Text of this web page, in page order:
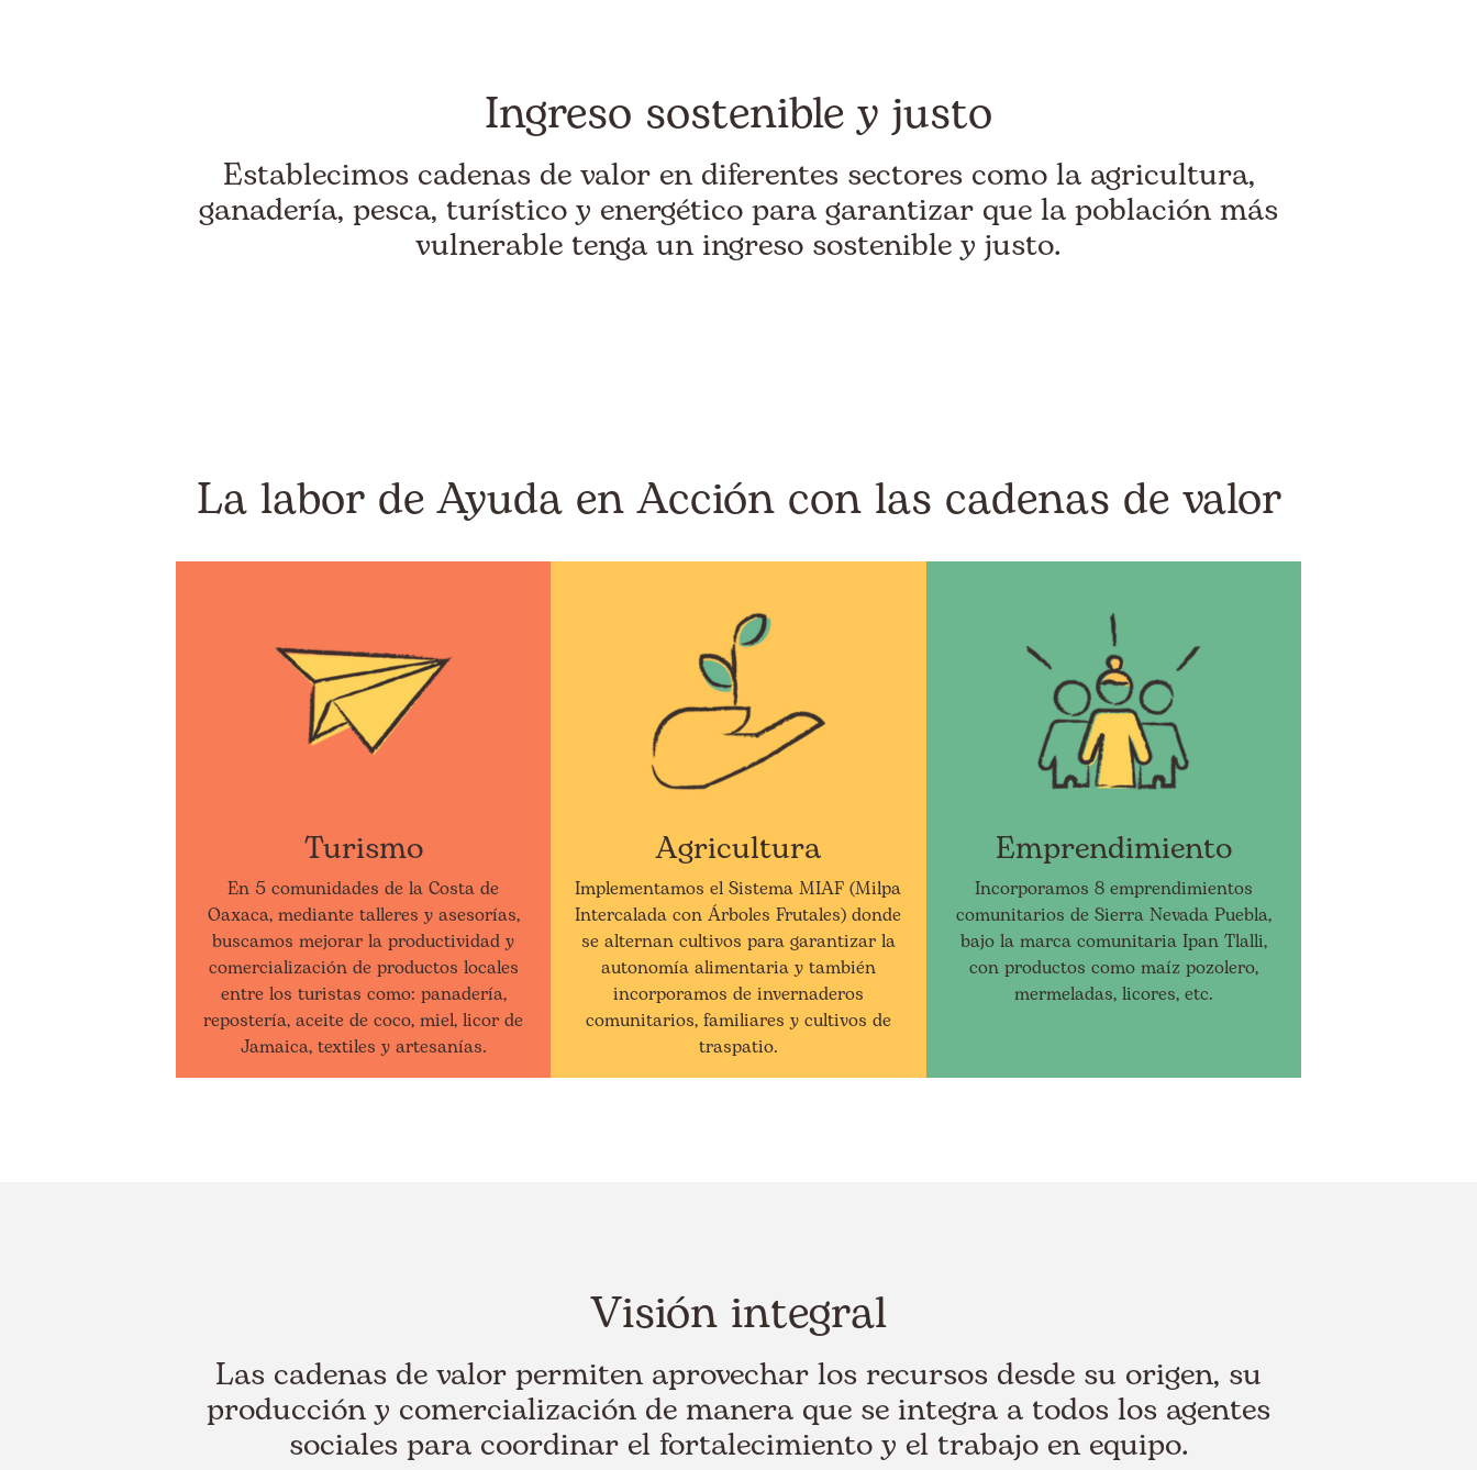
Ingreso sostenible y justo
Establecimos cadenas de valor en diferentes sectores como la agricultura,
ganadería, pesca, turístico y energético para garantizar que la población más
vulnerable tenga un ingreso sostenible y justo.
La labor de Ayuda en Acción con las cadenas de valor
Turismo
En 5 comunidades de la Costa de
Oaxaca, mediante talleres y asesorías,
buscamos mejorar la productividad y
comercialización de productos locales
entre los turistas como: panadería,
repostería, aceite de coco, miel, licor de
Jamaica, textiles y artesanías.
Agricultura
Implementamos el Sistema MIAF (Milpa
Intercalada con Árboles Frutales) donde
se alternan cultivos para garantizar la
autonomía alimentaria y también
incorporamos de invernaderos
comunitarios, familiares y cultivos de
traspatio.
Emprendimiento
Incorporamos 8 emprendimientos
comunitarios de Sierra Nevada Puebla,
bajo la marca comunitaria Ipan Tlalli,
con productos como maíz pozolero,
mermeladas, licores, etc.
Visión integral
Las cadenas de valor permiten aprovechar los recursos desde su origen, su
producción y comercialización de manera que se integra a todos los agentes
sociales para coordinar el fortalecimiento y el trabajo en equipo.